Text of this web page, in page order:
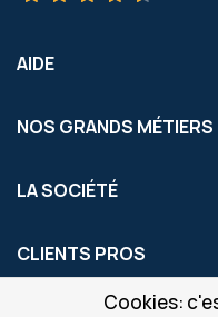
Cookies:
AIDE
NOS GRANDS MÉTIERS
LA SOCIÉTÉ
CLIENTS PROS